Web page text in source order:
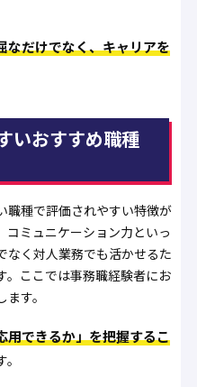
なだけでなく、キャリアを
いおすすめ職種
職種で評価されやすい特徴が
コミュニケーション力といっ
なく対人業務でも活かせるた
。ここでは事務職経験者にお
す。
用できるか」を把握するこ